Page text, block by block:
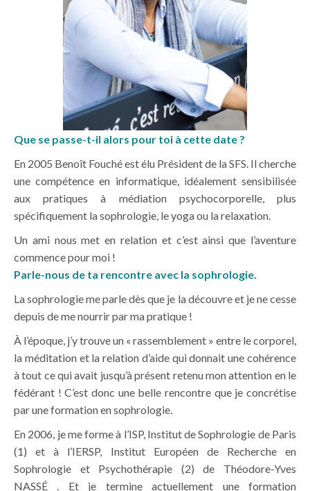
Que se passe-t-il alors pour toi à cette date ?
En 2005 Benoît Fouché est élu Président de la SFS. Il cherche
une compétence en informatique, idéalement sensibilisée
aux pratiques à médiation psychocorporelle, plus
spécifiquement la sophrologie, le yoga ou la relaxation.
Un ami nous met en relation et c’est ainsi que l’aventure
commence pour moi !
Parle-nous de ta rencontre avec la sophrologie.
La sophrologie me parle dès que je la découvre et je ne cesse
depuis de me nourrir par ma pratique !
À l’époque, j’y trouve un « rassemblement » entre le corporel,
la méditation et la relation d’aide qui donnait une cohérence
à tout ce qui avait jusqu’à présent retenu mon attention en le
fédérant ! C’est donc une belle rencontre que je concrétise
par une formation en sophrologie.
En 2006, je me forme à l’ISP, Institut de Sophrologie de Paris
(1) et à l’IERSP, Institut Européen de Recherche en
Sophrologie et Psychothérapie (2) de Théodore-Yves
NASSÉ . Et je termine actuellement une formation